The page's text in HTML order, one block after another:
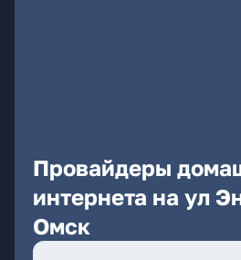
Провайдеры
интернета на ул
Омск